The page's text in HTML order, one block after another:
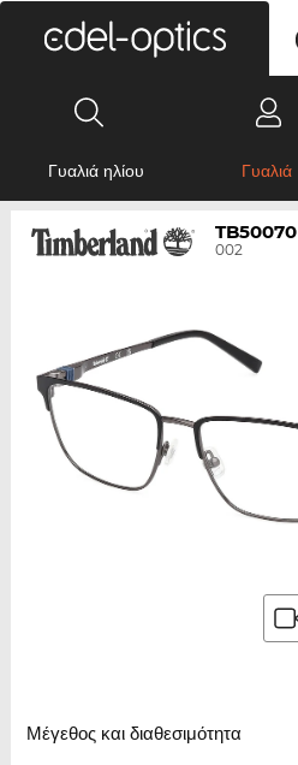
Γυαλιά ηλίου Γυαλιά
TB50070
002
Μέγεθος και διαθεσιμότητα